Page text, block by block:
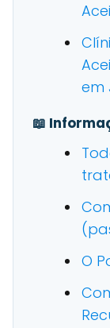
em
📖
O